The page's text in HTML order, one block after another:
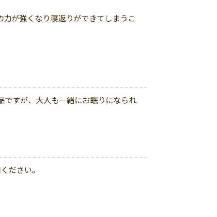
が強くなり寝返りができてしまうこ
すが、大人も一緒にお眠りになられ
ださい。